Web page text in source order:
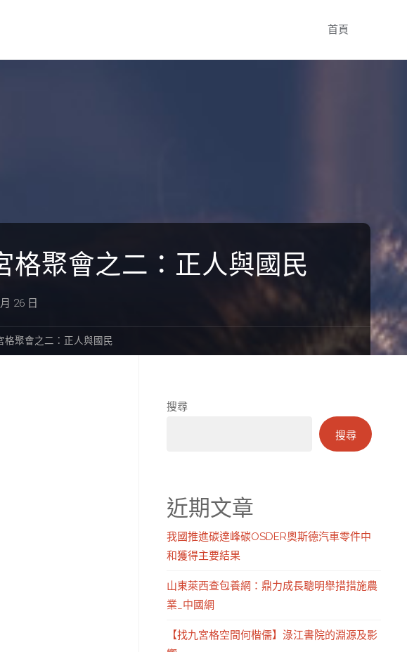
首頁
格聚會之二：正人與國民
26 日
格聚會之二：正人與國民
搜尋
搜尋
近期文章
我國推進碳達峰碳OSDER奧斯德汽車零件中
和獲得主要結果
山東萊西查包養網：鼎力成長聰明舉措措施農
業_中國網
【找九宮格空間何楷儒】淥江書院的淵源及影